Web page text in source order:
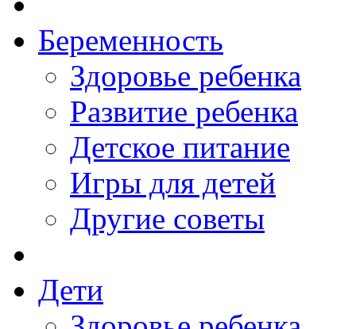
Беременность
Здоровье ребенка
Развитие ребенка
Детское питание
Игры для детей
Другие советы
Дети